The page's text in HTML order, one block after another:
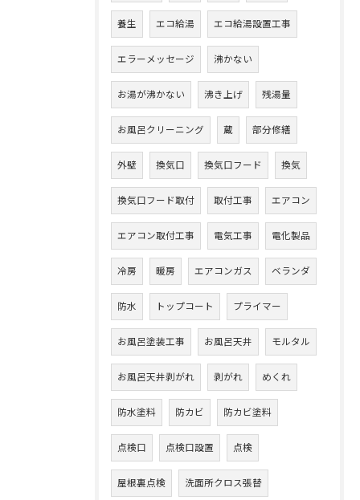
養生 エコ給湯 エコ給湯設置工事
エラーメッセージ 沸かない
お湯が沸かない 沸き上げ 残湯量
お風呂クリーニング 蔵 部分修繕
外壁 換気口 換気口フード 換気
換気口フード取付 取付工事 エアコン
エアコン取付工事 電気工事 電化製品
冷房 暖房 エアコンガス ベランダ
防水 トップコート プライマー
お風呂塗装工事 お風呂天井 モルタル
お風呂天井剥がれ 剥がれ めくれ
防水塗料 防カビ 防カビ塗料
点検口 点検口設置 点検
屋根裏点検 洗面所クロス張替